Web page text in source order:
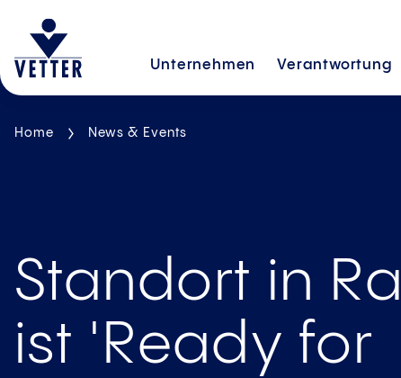
Unternehmen Verantwortung
Home News & Events
Standort in
ist 'Ready for